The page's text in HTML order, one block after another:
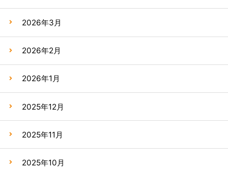
2026年3月
2026年2月
2026年1月
2025年12月
2025年11月
2025年10月